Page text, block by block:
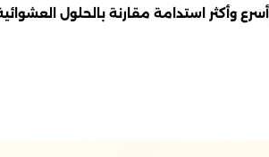
وأكثر استدامة مقارنة بالحلول